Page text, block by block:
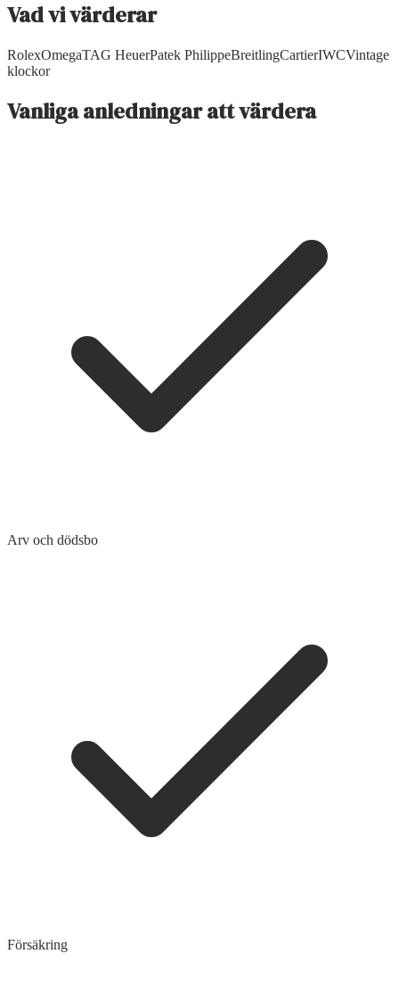
Vad vi värderar
RolexOmegaTAG HeuerPatek PhilippeBreitlingCartierIWCVintage
klockor
Vanliga anledningar att värdera
Arv och dödsbo
Försäkring